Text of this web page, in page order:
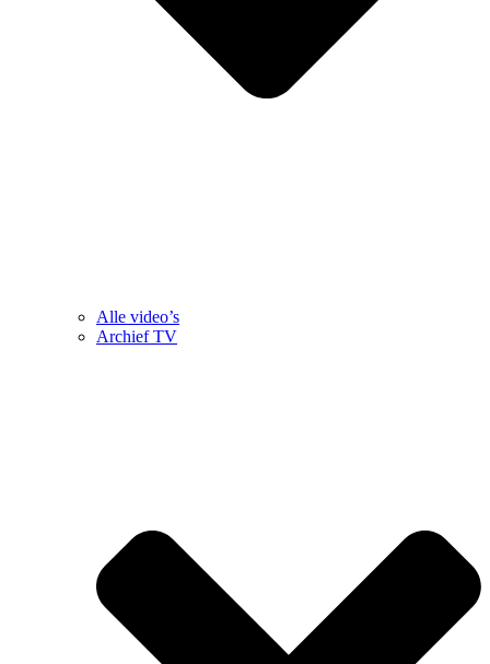
Alle video’s
Archief TV